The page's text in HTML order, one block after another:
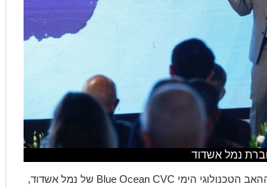
נמל אשדוד
רועי אברהמי, CIO וראש ההאב הטכנולוגי הימי Blue Ocean CVC של נמל אשדוד,